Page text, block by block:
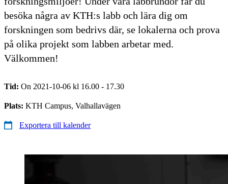
besöka några av KTH:s labb och lära dig om
forskningen som bedrivs där, se lokalerna och prova
på olika projekt som labben arbetar med.
Välkommen!
Tid: On 2021-10-06 kl 16.00 - 17.30
Plats: KTH Campus, Valhallavägen
Exportera till kalender